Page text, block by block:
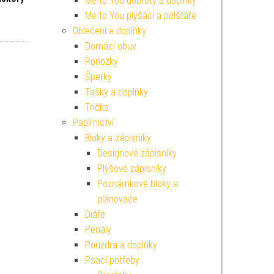
cena byla: 799 Kč.
Aktuální cena je: 719 Kč.
Me to You plyšáci a polštáře
Oblečení a doplňky
Domácí obuv
Ponožky
Šperky
Tašky a doplňky
Trička
Papírnictví
Bloky a zápisníky
Designové zápisníky
Plyšové zápisníky
Poznámkové bloky a
plánovače
Diáře
Penály
Pouzdra a doplňky
Psací potřeby